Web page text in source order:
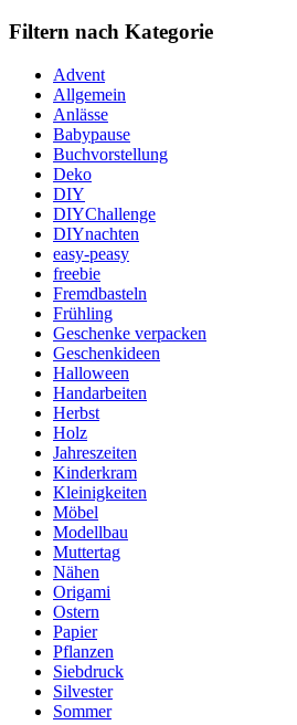
Filtern nach Kategorie
Advent
Allgemein
Anlässe
Babypause
Buchvorstellung
Deko
DIY
DIYChallenge
DIYnachten
easy-peasy
freebie
Fremdbasteln
Frühling
Geschenke verpacken
Geschenkideen
Halloween
Handarbeiten
Herbst
Holz
Jahreszeiten
Kinderkram
Kleinigkeiten
Möbel
Modellbau
Muttertag
Nähen
Origami
Ostern
Papier
Pflanzen
Siebdruck
Silvester
Sommer